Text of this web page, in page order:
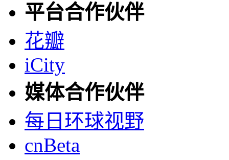
平台合作伙伴
花瓣
iCity
媒体合作伙伴
每日环球视野
cnBeta